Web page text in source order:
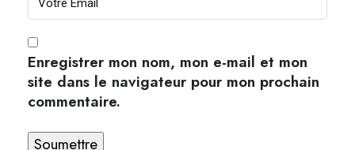
Enregistrer mon nom, mon e-mail et mon
site dans le navigateur pour mon prochain
commentaire.